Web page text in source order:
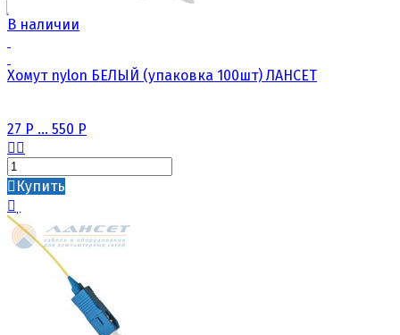
В наличии
Хомут nylon БЕЛЫЙ (упаковка 100шт) ЛАНСЕТ
27 Р ... 550 Р
Купить